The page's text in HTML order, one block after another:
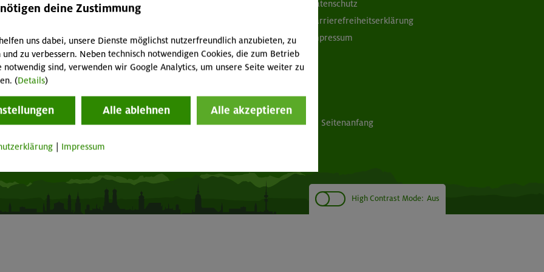
geben!
Mitgliedschaft kündigen
Vertrag widerrufen
Datenschutz
Barrierefreiheitserklärung
Impressum
Seite drucken Seitenanfang
High Contrast Mode: Aus
deine Zustimmung
uns dabei, unsere Dienste möglichst nutzerfreundlich anzubieten, zu
und zu verbessern. Neben technisch notwendigen Cookies, die zum Betrieb
notwendig sind, verwenden wir Google Analytics, um unsere Seite weiter zu
(Details)
Alle ablehnen Alle akzeptieren
Impressum